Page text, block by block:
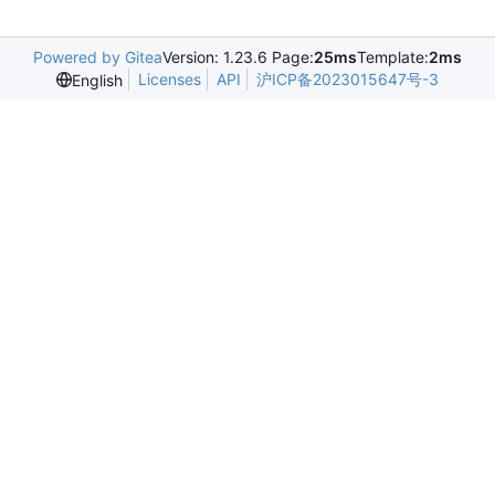
Powered by GiteaVersion: 1.23.6 Page:25msTemplate:2ms
English
Licenses API 沪ICP备2023015647号-3